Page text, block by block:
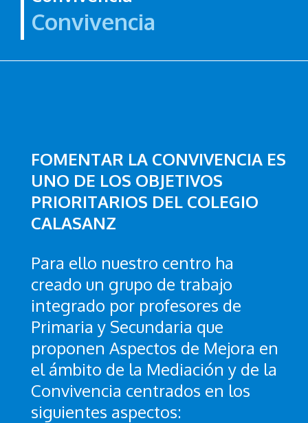
Convivencia
FOMENTAR LA CONVIVENCIA ES
UNO DE LOS OBJETIVOS
PRIORITARIOS DEL COLEGIO
CALASANZ
Para ello nuestro centro ha
creado un grupo de trabajo
integrado por profesores de
Primaria y Secundaria que
proponen Aspectos de Mejora en
el ámbito de la Mediación y de la
Convivencia centrados en los
siguientes aspectos: